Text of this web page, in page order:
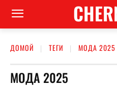
ДОМОЙ ТЕГИ МОДА 2025
МОДА 2025